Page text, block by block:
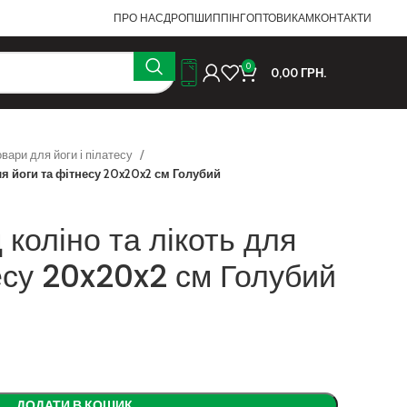
ПРО НАСДРОПШИППІНГОПТОВИКАМКОНТАКТИ
0 0,00ГРН.
для йоги і пілатесу
йоги та фітнесу 20x20x2 см Голубий
та лікоть для
20x20x2 см Голубий